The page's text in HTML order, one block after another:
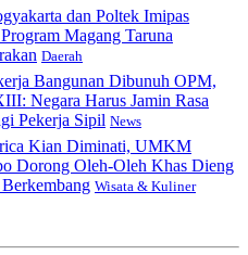
dan Poltek Imipas
Magang Taruna
Daerah
Bangunan Dibunuh OPM,
Negara Harus Jamin Rasa
Pekerja Sipil News
Kian Diminati, UMKM
Dorong Oleh-Oleh Khas Dieng
Wisata & Kuliner